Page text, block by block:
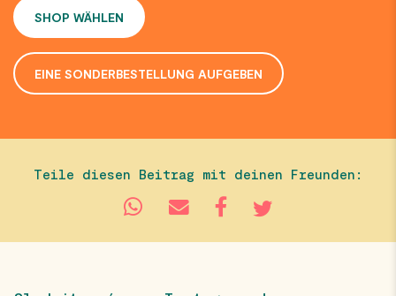
SHOP WÄHLEN
EINE SONDERBESTELLUNG AUFGEBEN
Teile diesen Beitrag mit deinen Freunden: